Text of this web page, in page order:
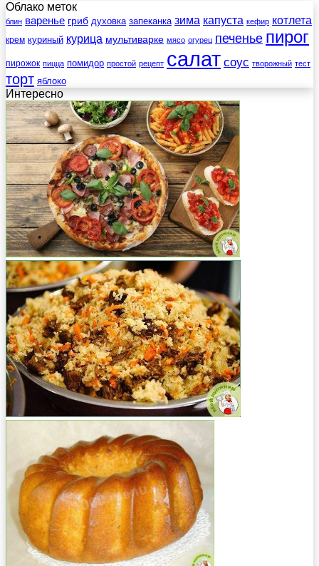
Облако меток
блин варенье гриб духовка запеканка зима капуста кефир котлета
крем куриный курица мультиварке мясо огурец печенье пирог
пирожок пицца помидор простой рецепт салат соус творожный тест
торт яблоко
Интересно